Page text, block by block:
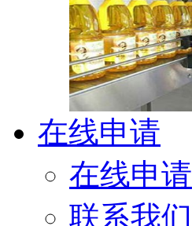
在线申请
在线申请
联系我们